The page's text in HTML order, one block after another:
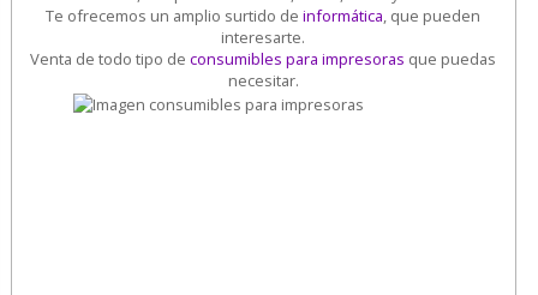
Te ofrecemos un amplio surtido deinformática, que pueden
interesarte.
Venta de todo tipo deconsumibles para impresoras que puedas
necesitar.